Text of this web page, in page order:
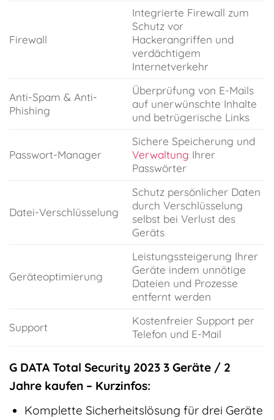
Firewall
Integrierte Firewall zum
Schutz vor
Hackerangriffen und
verdächtigem
Internetverkehr
Anti-Spam & Anti-
Phishing
Überprüfung von E-Mails
auf unerwünschte Inhalte
und betrügerische Links
Passwort-Manager
Sichere Speicherung und
Verwaltung Ihrer
Passwörter
Datei-Verschlüsselung
Schutz persönlicher Daten
durch Verschlüsselung
selbst bei Verlust des
Geräts
Geräteoptimierung
Leistungssteigerung Ihrer
Geräte indem unnötige
Dateien und Prozesse
entfernt werden
Support
Kostenfreier Support per
Telefon und E-Mail
G DATA Total Security 2023 3 Geräte / 2
Jahre kaufen – Kurzinfos:
Komplette Sicherheitslösung für drei Geräte